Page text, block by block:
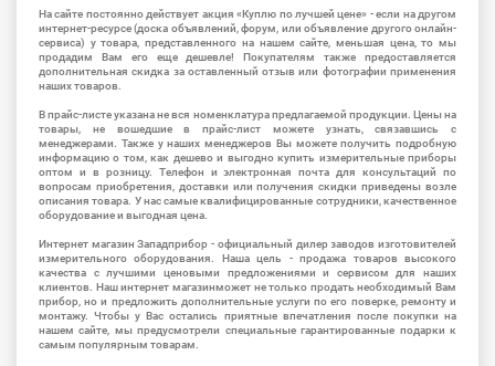
На сайте постоянно действует акция «Куплю по лучшей цене» - если на другом
интернет-ресурсе (доска объявлений, форум, или объявление другого онлайн-
сервиса) у товара, представленного на нашем сайте, меньшая цена, то мы
продадим Вам его еще дешевле! Покупателям также предоставляется
дополнительная скидка за оставленный отзыв или фотографии применения
наших товаров.
В прайс-листе указана не вся номенклатура предлагаемой продукции. Цены на
товары, не вошедшие в прайс-лист можете узнать, связавшись с
менеджерами. Также у наших менеджеров Вы можете получить подробную
информацию о том, как дешево и выгодно купить измерительные приборы
оптом и в розницу. Телефон и электронная почта для консультаций по
вопросам приобретения, доставки или получения скидки приведены возле
описания товара. У нас самые квалифицированные сотрудники, качественное
оборудование и выгодная цена.
Интернет магазин Западприбор - официальный дилер заводов изготовителей
измерительного оборудования. Наша цель - продажа товаров высокого
качества с лучшими ценовыми предложениями и сервисом для наших
клиентов. Наш интернет магазинможет не только продать необходимый Вам
прибор, но и предложить дополнительные услуги по его поверке, ремонту и
монтажу. Чтобы у Вас остались приятные впечатления после покупки на
нашем сайте, мы предусмотрели специальные гарантированные подарки к
самым популярным товарам.